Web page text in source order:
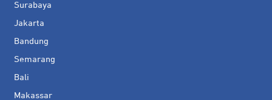
Surabaya
Jakarta
Bandung
Semarang
Bali
Makassar